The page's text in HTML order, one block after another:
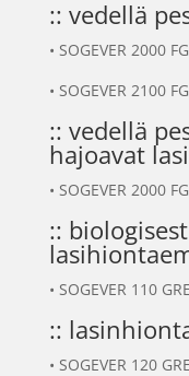
:: vedellä
• SOGEVER 2000 FG
• SOGEVER 2100 FG
:: vedellä
hajoavat
• SOGEVER 2000
::
• SOGEVER 110
::
• SOGEVER 120